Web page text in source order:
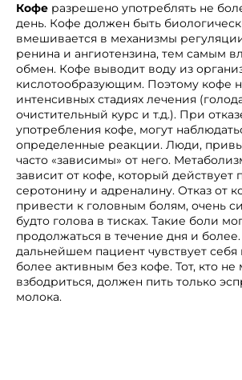
Кофе разрешено употреблять не
день. Кофе должен быть
вмешивается в механизмы
ренина и ангиотензина, тем самым
обмен. Кофе выводит воду из
кислотообразующим. Поэтому кофе
интенсивных стадиях лечения
очистительный курс и т.д.). При
употребления кофе, могут
определенные реакции. Люди,
часто «зависимы» от него.
зависит от кофе, который действует
серотонину и адреналину. Отказ от
привести к головным болям, очень
будто голова в тисках. Такие боли
продолжаться в течение дня и
дальнейшем пациент чувствует
более активным без кофе. Тот, кто
взбодриться, должен пить только
молока.